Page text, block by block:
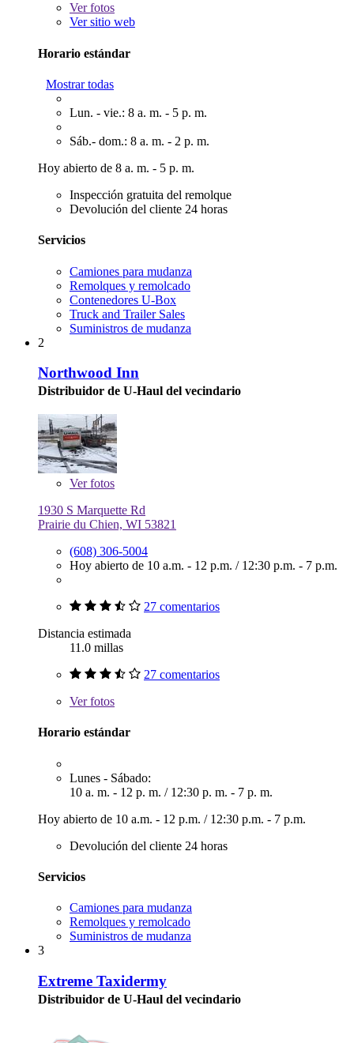
Verfotos
Ver sitio web
Horario estándar
Mostrar todas
Lun. - vie.: 8 a. m. - 5 p. m.
Sáb.- dom.: 8 a. m. - 2 p. m.
Hoy abierto de 8 a. m. - 5 p. m.
Inspección gratuita del remolque
Devolución del cliente 24 horas
Servicios
Camiones para mudanza
Remolques y remolcado
Contenedores U-Box
Truck and Trailer Sales
Suministros de mudanza
2
Northwood Inn
Distribuidor de U-Haul del vecindario
Verfotos
1930 S Marquette Rd
Prairie du Chien, WI 53821
(608) 306-5004
Hoy abierto de 10 a.m. - 12 p.m. / 12:30 p.m. - 7 p.m.
27 comentarios
Distancia estimada
11.0 millas
27 comentarios
Verfotos
Horario estándar
Lunes - Sábado:
10 a. m. - 12 p. m. / 12:30 p. m. - 7 p. m.
Hoy abierto de 10 a.m. - 12 p.m. / 12:30 p.m. - 7 p.m.
Devolución del cliente 24 horas
Servicios
Camiones para mudanza
Remolques y remolcado
Suministros de mudanza
3
Extreme Taxidermy
Distribuidor de U-Haul del vecindario